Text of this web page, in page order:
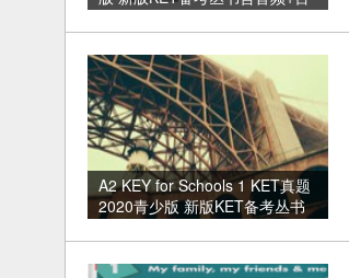
A2 KEY for Schools 1 KET真题
2020青少版 新版KET备考丛书